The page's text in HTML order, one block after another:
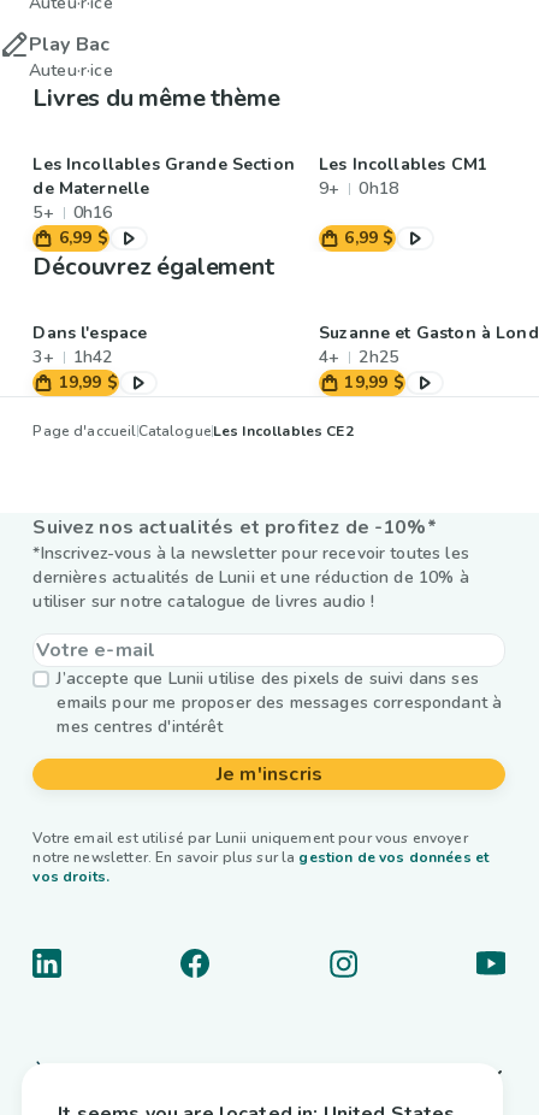
Play Bac
Auteu·r·ice
Livres du même thème
Les Incollables Grande Section
de Maternelle
5+
0h16
6,99 $
Les Incollables CM1
9+
0h18
6,99 $
Découvrez également
Dans l'espace
3+
1h42
19,99 $
Suzanne et Gaston à
4+
2h25
19,99 $
Page d'accueilCatalogueLes Incollables CE2
Suivez nos actualités et profitez de -10%*
*Inscrivez-vous à la newsletter pour recevoir toutes les
dernières actualités de Lunii et une réduction de 10% à
utiliser sur notre catalogue de livres audio !
J’accepte que Lunii utilise des pixels de suivi dans ses
emails pour me proposer des messages correspondant à
mes centres d'intérêt
Je m'inscris
Votre email est utilisé par Lunii uniquement pour vous envoyer
notre newsletter. En savoir plus sur la gestion de vos données et
vos droits.